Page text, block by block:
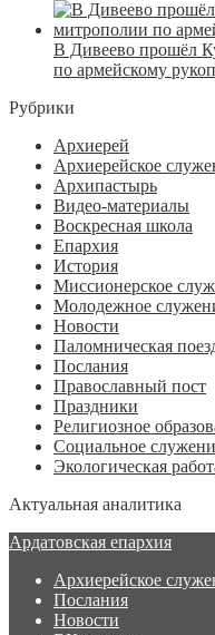
В Дивеево прошёл
по армейскому
Рубрики
Архиерей
Архиерейское
Архипастырь
Видео-материалы
Воскресная школа
Епархия
История
Миссионерское
Молодежное
Новости
Паломническая
Послания
Православный пост
Праздники
Религиозное
Социальное
Экологическая
Актуальная аналитика
Ардатовская епархия
Архиерейское
Послания
Новости